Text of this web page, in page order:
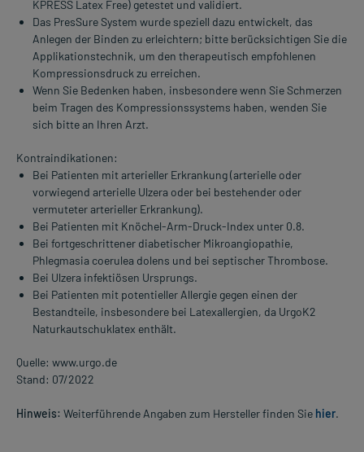
KPRESS Latex Free) getestet und validiert.
Das PresSure System wurde speziell dazu entwickelt, das
Anlegen der Binden zu erleichtern; bitte berücksichtigen Sie die
Applikationstechnik, um den therapeutisch empfohlenen
Kompressionsdruck zu erreichen.
Wenn Sie Bedenken haben, insbesondere wenn Sie Schmerzen
beim Tragen des Kompressionssystems haben, wenden Sie
sich bitte an Ihren Arzt.
Kontraindikationen:
Bei Patienten mit arterieller Erkrankung (arterielle oder
vorwiegend arterielle Ulzera oder bei bestehender oder
vermuteter arterieller Erkrankung).
Bei Patienten mit Knöchel-Arm-Druck-Index unter 0.8.
Bei fortgeschrittener diabetischer Mikroangiopathie,
Phlegmasia coerulea dolens und bei septischer Thrombose.
Bei Ulzera infektiösen Ursprungs.
Bei Patienten mit potentieller Allergie gegen einen der
Bestandteile, insbesondere bei Latexallergien, da UrgoK2
Naturkautschuklatex enthält.
Quelle: www.urgo.de
Stand: 07/2022
Hinweis: Weiterführende Angaben zum Hersteller finden Sie hier.